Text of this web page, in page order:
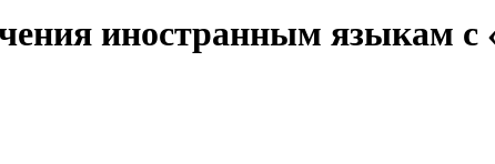
иностранным языкам